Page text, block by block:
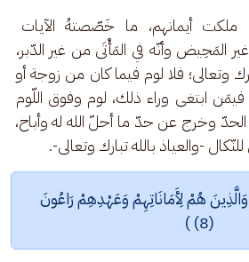
ملكت أيمانهم، ما خَصّصتهُ الآيات
المَحِيض وأنّه في المَأْتَى من غير الدّبر،
وتعالى؛ فلا لوم فيما كان من زوجة أو
فيمَن ابتغى وراء ذلك، لوم وفوق اللّوم
وخرج عن حدّ ما أحلّ الله له وأباح،
-والعياذ بالله تبارك وتعالى-.
وَالَّذِينَ هُمْ لِأَمَانَاتِهِمْ وَعَهْدِهِمْ رَاعُونَ
(8) )